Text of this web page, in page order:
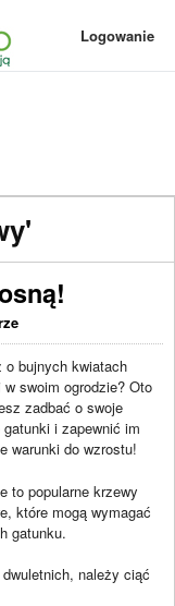
Logowanie
o bujnych kwiatach
w swoim ogrodzie? Oto
zadbać o swoje
gatunki i zapewnić im
warunki do wzrostu!
to popularne krzewy
które mogą wymagać
gatunku.
należy ciąć